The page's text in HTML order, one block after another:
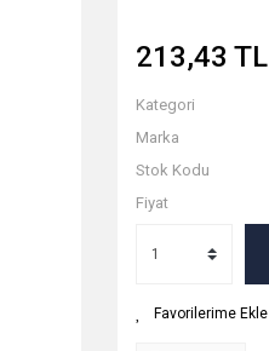
213,43 TL
Kategori
Marka
Stok Kodu
Fiyat